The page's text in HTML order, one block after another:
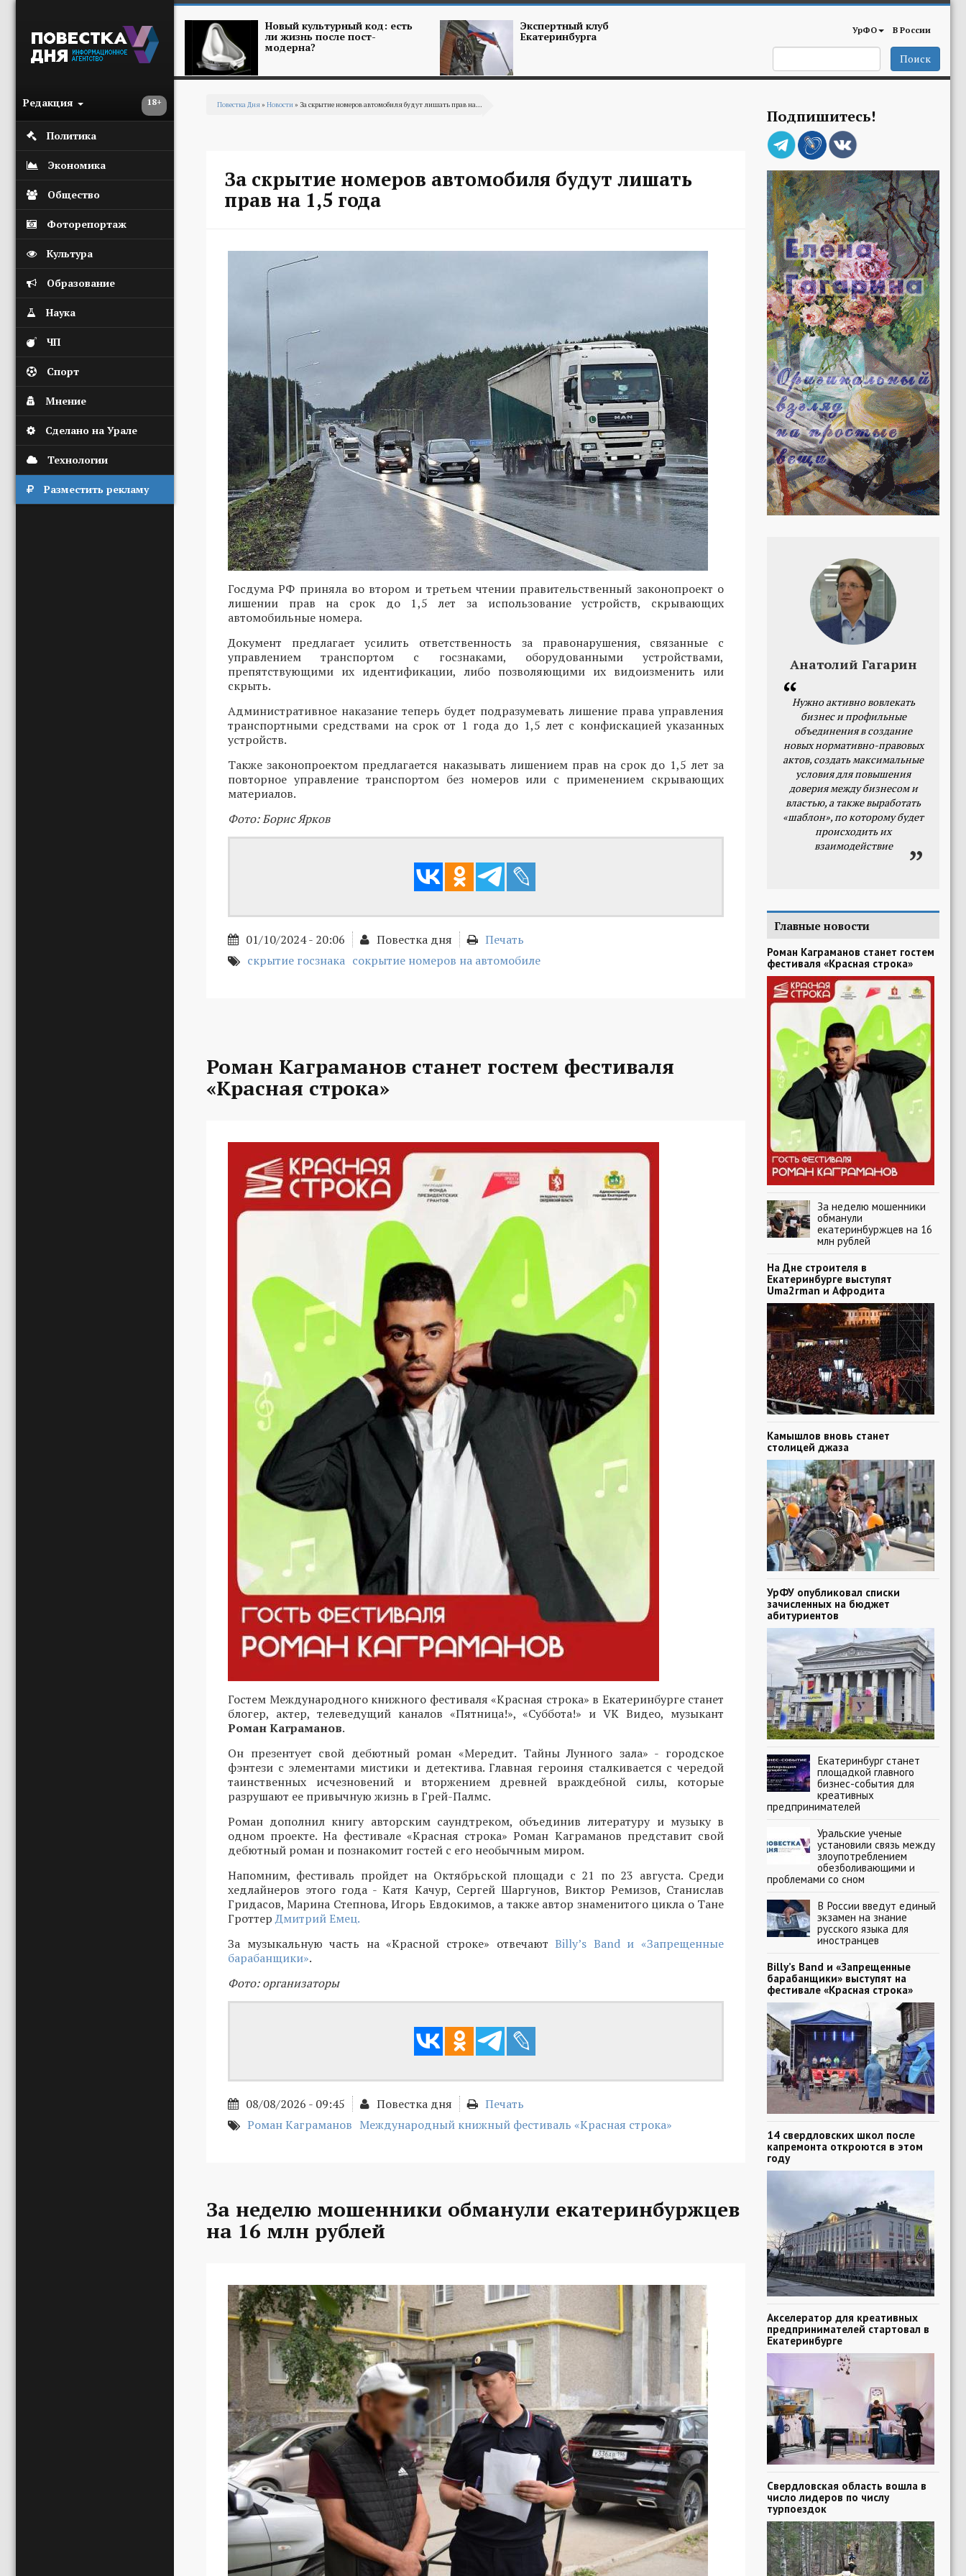
18+
Редакция
Политика
Экономика
Общество
Фоторепортаж
Культура
Образование
Наука
ЧП
Спорт
Мнение
Сделано на Урале
Технологии
Разместить рекламу
Новый культурный код: есть
ли жизнь после пост-
модерна?
Экспертный клуб
Екатеринбурга УрФО В России
Поиск
Повестка Дня» Новости» За скрытие номеров автомобиля будут лишать прав на...
За скрытие номеров автомобиля будут лишать
прав на 1,5 года
Госдума РФ приняла во втором и третьем чтении правительственный законопроект о
лишении прав на срок до 1,5 лет за использование устройств, скрывающих
автомобильные номера.
Документ предлагает усилить ответственность за правонарушения, связанные с
управлением транспортом с госзнаками, оборудованными устройствами,
препятствующими их идентификации, либо позволяющими их видоизменить или
скрыть.
Административное наказание теперь будет подразумевать лишение права управления
транспортными средствами на срок от 1 года до 1,5 лет с конфискацией указанных
устройств.
Также законопроектом предлагается наказывать лишением прав на срок до 1,5 лет за
повторное управление транспортом без номеров или с применением скрывающих
материалов.
Фото: Борис Ярков
01/10/2024 - 20:06 Повестка дня
Печать
скрытие госзнака сокрытие номеров на автомобиле
Роман Каграманов станет гостем фестиваля
«Красная строка»
Гостем Международного книжного фестиваля «Красная строка» в Екатеринбурге станет
блогер, актер, телеведущий каналов «Пятница!», «Суббота!» и VK Видео, музыкант
Роман Каграманов.
Он презентует свой дебютный роман «Мередит. Тайны Лунного зала» - городское
фэнтези с элементами мистики и детектива. Главная героиня сталкивается с чередой
таинственных исчезновений и вторжением древней враждебной силы, которые
разрушают ее привычную жизнь в Грей-Палмс.
Роман дополнил книгу авторским саундтреком, объединив литературу и музыку в
одном проекте. На фестивале «Красная строка» Роман Каграманов представит свой
дебютный роман и познакомит гостей с его необычным миром.
Напомним, фестиваль пройдет на Октябрьской площади с 21 по 23 августа. Среди
хедлайнеров этого года - Катя Качур, Сергей Шаргунов, Виктор Ремизов, Станислав
Гридасов, Марина Степнова, Игорь Евдокимов, а также автор знаменитого цикла о Тане
ГроттерДмитрий Емец.
За музыкальную часть на «Красной строке» отвечаютBilly’s Band и «Запрещенные
барабанщики».
Фото: организаторы
08/08/2026 - 09:45 Повестка дня
Печать
Роман Каграманов Международный книжный фестиваль «Красная строка»
За неделю мошенники обманули екатеринбуржцев
на 16 млн рублей
Подпишитесь!
Анатолий Гагарин
Нужно активно вовлекать
бизнес и профильные
объединения в создание
новых нормативно-правовых
актов, создать максимальные
условия для повышения
доверия между бизнесом и
властью, а также выработать
«шаблон», по которому будет
происходить их
взаимодействие
Главные новости
Роман Каграманов станет гостем
фестиваля «Красная строка»
За неделю мошенники
обманули
екатеринбуржцев на 16
млн рублей
На Дне строителя в
Екатеринбурге выступят
Uma2rman и Афродита
Камышлов вновь станет
столицей джаза
УрФУ опубликовал списки
зачисленных на бюджет
абитуриентов
Екатеринбург станет
площадкой главного
бизнес-события для
креативных
предпринимателей
Уральские ученые
установили связь между
злоупотреблением
обезболивающими и
проблемами со сном
В России введут единый
экзамен на знание
русского языка для
иностранцев
Billy’s Band и «Запрещенные
барабанщики» выступят на
фестивале «Красная строка»
14 свердловских школ после
капремонта откроются в этом
году
Акселератор для креативных
предпринимателей стартовал в
Екатеринбурге
Свердловская область вошла в
число лидеров по числу
турпоездок